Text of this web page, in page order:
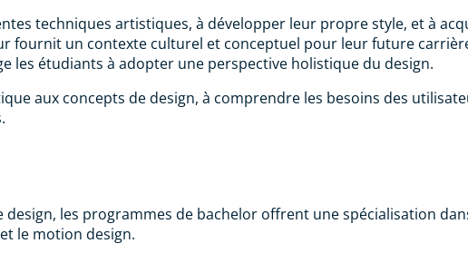
techniques artistiques, à développer leur propre style, et à
fournit un contexte culturel et conceptuel pour leur future
les étudiants à adopter une perspective holistique du design.
aux concepts de design, à comprendre les besoins des
les programmes de bachelor offrent une spécialisation
le motion design.